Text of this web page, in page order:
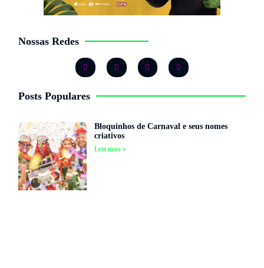
Nossas Redes
Posts Populares
Bloquinhos de Carnaval e seus nomes
criativos
Leia mais »